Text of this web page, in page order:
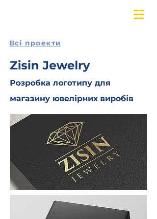
Всі проекти
Zisin Jewelry
Розробка логотипу для
магазину ювелірних виробів